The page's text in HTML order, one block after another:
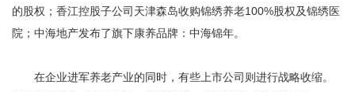
的股权；香江控股子公司天津森岛收购锦绣养老100%股权及锦绣医
院；中海地产发布了旗下康养品牌：中海锦年。
在企业进军养老产业的同时，有些上市公司则进行战略收缩。